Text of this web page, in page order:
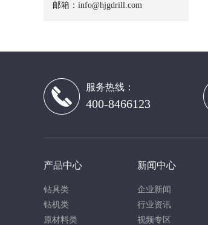
邮箱： info@hjgdrill.com
服务热线：
400-8466123
产品中心
钻具类
钻机类
原材料类
新闻中心
企业新闻
行业资讯
视频专区